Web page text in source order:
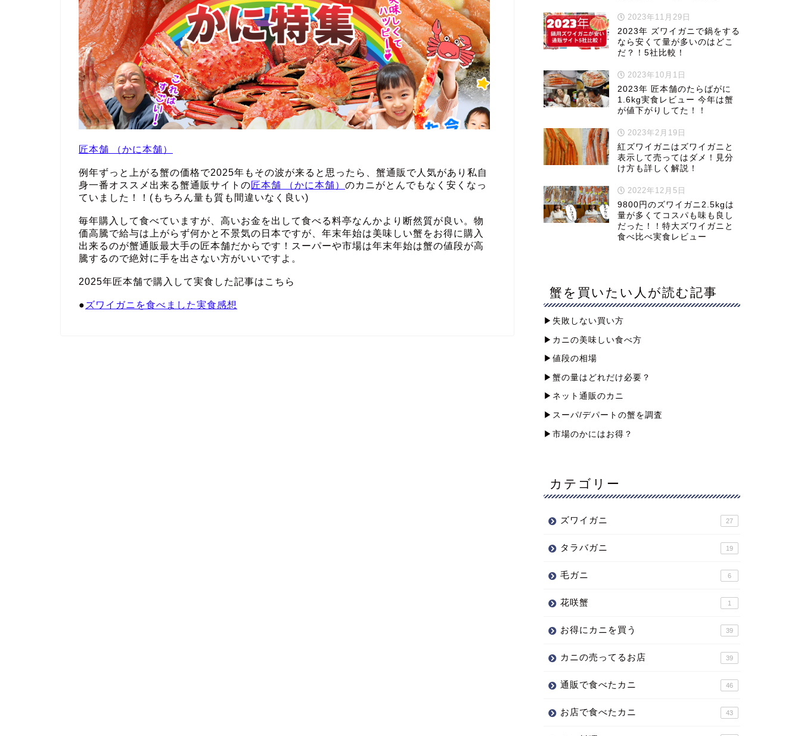
匠本舗 （かに本舗）
例年ずっと上がる蟹の価格で2025年もその波が来ると思ったら、蟹通販で人気があり私自
身一番オススメ出来る蟹通販サイトの匠本舗 （かに本舗） のカニがとんでもなく安くなっ
ていました！！(もちろん量も質も間違いなく良い)
毎年購入して食べていますが、高いお金を出して食べる料亭なんかより断然質が良い。物
価高騰で給与は上がらず何かと不景気の日本ですが、年末年始は美味しい蟹をお得に購入
出来るのが蟹通販最大手の匠本舗だからです！スーパーや市場は年末年始は蟹の値段が高
騰するので絶対に手を出さない方がいいですよ。
2025年匠本舗で購入して実食した記事はこちら
● ズワイガニを食べました実食感想
2023年11月29日
2023年 ズワイガニで鍋をする
なら安くて量が多いのはどこ
だ？！5社比較！
2023年10月1日
2023年 匠本舗のたらばがに
1.6kg実食レビュー 今年は蟹
が値下がりしてた！！
2023年2月19日
紅ズワイガニはズワイガニと
表示して売ってはダメ！見分
け方も詳しく解説！
2022年12月5日
9800円のズワイガニ2.5kgは
量が多くてコスパも味も良し
だった！！特大ズワイガニと
食べ比べ実食レビュー
蟹を買いたい人が読む記事
▶︎失敗しない買い方
▶︎カニの美味しい食べ方
▶︎値段の相場
▶︎蟹の量はどれだけ必要？
▶︎ネット通販のカニ
▶︎スーパ/デパートの蟹を調査
▶︎市場のかにはお得？
カテゴリー
ズワイガニ 27
タラバガニ 19
毛ガニ 6
花咲蟹 1
お得にカニを買う 39
カニの売ってるお店 39
通販で食べたカニ 46
お店で食べたカニ 43